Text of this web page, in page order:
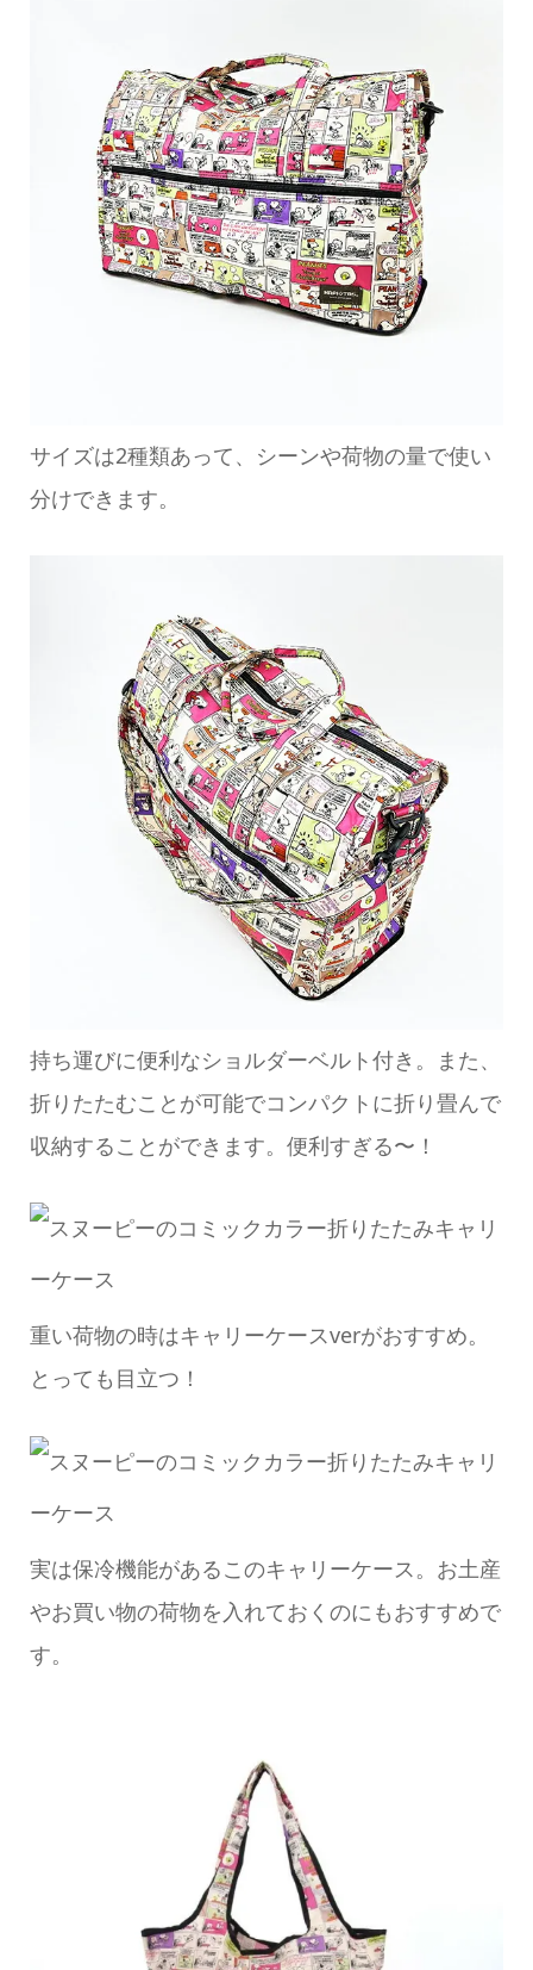
サイズは2種類あって、シーンや荷物の量で使い
分けできます。
持ち運びに便利なショルダーベルト付き。また、
折りたたむことが可能でコンパクトに折り畳んで
収納することができます。便利すぎる〜！
重い荷物の時はキャリーケースverがおすすめ。
とっても目立つ！
実は保冷機能があるこのキャリーケース。お土産
やお買い物の荷物を入れておくのにもおすすめで
す。